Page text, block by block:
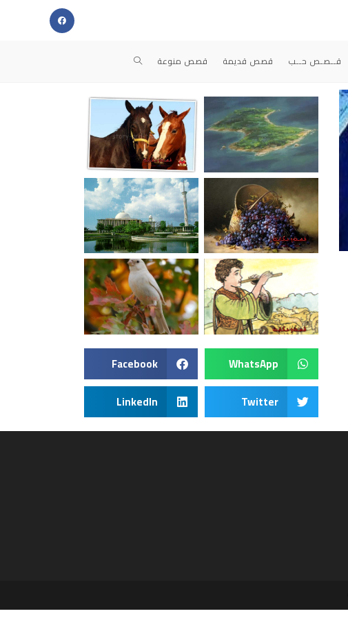
قــصـص حــب قصص قديمة قصص منوعة
WhatsApp
Facebook
Twitter
LinkedIn